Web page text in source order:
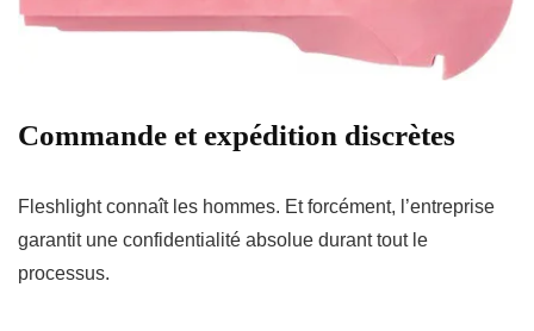
Commande et expédition discrètes
Fleshlight connaît les hommes. Et forcément, l’entreprise
garantit une confidentialité absolue durant tout le
processus.